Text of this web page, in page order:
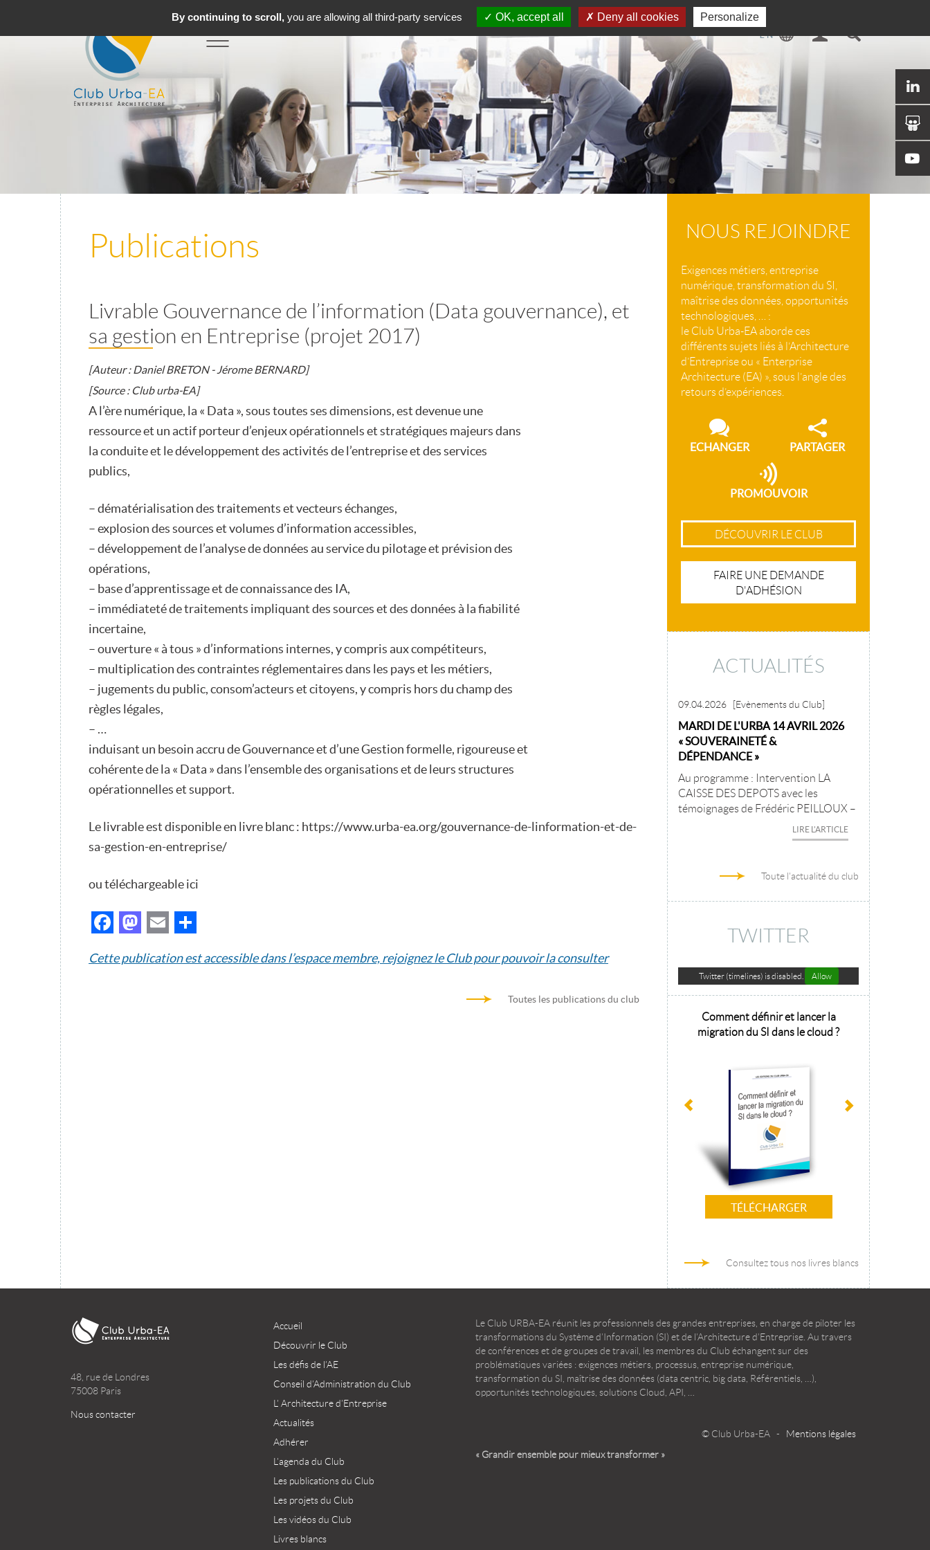
Toggle
navigation
Publications
Livrable Gouvernance de l’information (Data gouvernance), et
sa gestion en Entreprise (projet 2017)
[Auteur : Daniel BRETON - Jérome BERNARD]
[Source : Club urba-EA]
A l’ère numérique, la « Data », sous toutes ses dimensions, est devenue une
ressource et un actif porteur d’enjeux opérationnels et stratégiques majeurs dans
la conduite et le développement des activités de l’entreprise et des services
publics,
– dématérialisation des traitements et vecteurs échanges,
– explosion des sources et volumes d’information accessibles,
– développement de l’analyse de données au service du pilotage et prévision des
opérations,
– base d’apprentissage et de connaissance des IA,
– immédiateté de traitements impliquant des sources et des données à la fiabilité
incertaine,
– ouverture « à tous » d’informations internes, y compris aux compétiteurs,
– multiplication des contraintes réglementaires dans les pays et les métiers,
– jugements du public, consom’acteurs et citoyens, y compris hors du champ des
règles légales,
– …
induisant un besoin accru de Gouvernance et d’une Gestion formelle, rigoureuse et
cohérente de la « Data » dans l’ensemble des organisations et de leurs structures
opérationnelles et support.
Le livrable est disponible en livre blanc : https://www.urba-ea.org/gouvernance-de-linformation-et-de-
sa-gestion-en-entreprise/
ou téléchargeable ici
Facebook
Mastodon
Email
Cette publication est accessible dans l’espace membre, rejoignez le Club pour pouvoir la consulter
Toutes les publications du club
NOUS REJOINDRE
Exigences métiers, entreprise
numérique, transformation du SI,
maîtrise des données, opportunités
technologiques, … :
le Club Urba-EA aborde ces
différents sujets liés à l’Architecture
d’Entreprise ou « Enterprise
Architecture (EA) », sous l’angle des
retours d’expériences.
ECHANGER PARTAGER
PROMOUVOIR
DÉCOUVRIR LE CLUB
FAIRE UNE DEMANDE
D'ADHÉSION
ACTUALITÉS
09.04.2026 [Evènements du Club]
MARDI DE L'URBA 14 AVRIL 2026
« SOUVERAINETÉ &
DÉPENDANCE »
Au programme : Intervention LA
CAISSE DES DEPOTS avec les
témoignages de Frédéric PEILLOUX –
LIRE L'ARTICLE
Toute l'actualité du club
TWITTER
Twitter (timelines) is disabled. Allow
Comment définir et lancer la
migration du SI dans le cloud ?
TÉLÉCHARGER
Architecture
Consultez tous nos livres blancs
48, rue de Londres
75008 Paris
Nous contacter
Accueil
Découvrir le Club
Les défis de l’AE
Conseil d’Administration du Club
L’ Architecture d’Entreprise
Actualités
Adhérer
L’agenda du Club
Les publications du Club
Les projets du Club
Les vidéos du Club
Livres blancs
Le Club URBA-EA réunit les professionnels des grandes entreprises, en charge de piloter les
transformations du Système d’Information (SI) et de l’Architecture d’Entreprise. Au travers
de conférences et de groupes de travail, les membres du Club échangent sur des
problématiques variées : exigences métiers, processus, entreprise numérique,
transformation du SI, maîtrise des données (data centric, big data, Référentiels, …),
opportunités technologiques, solutions Cloud, API, …
© Club Urba-EA - Mentions légales
« Grandir ensemble pour mieux transformer »
By continuing to scroll,you are allowing all third-party services OK, accept all Deny all cookies Personalize